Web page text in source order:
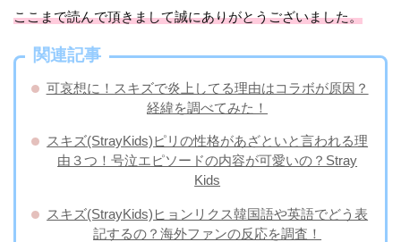
ここまで読んで頂きまして誠にありがとうございました。
関連記事
可哀想に！スキズで炎上してる理由はコラボが原因？
経緯を調べてみた！
スキズ(StrayKids)ピリの性格があざといと言われる理
由３つ！号泣エピソードの内容が可愛いの？Stray
Kids
スキズ(StrayKids)ヒョンリクス韓国語や英語でどう表
記するの？海外ファンの反応を調査！